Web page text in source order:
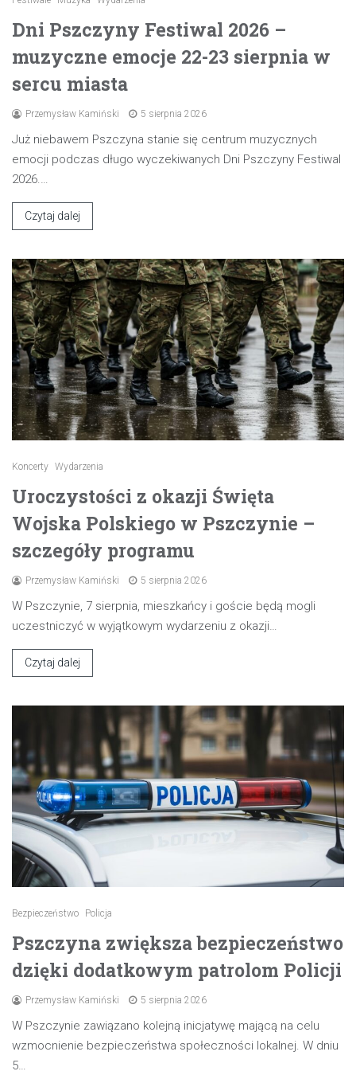
Dni Pszczyny Festiwal 2026 –
muzyczne emocje 22-23 sierpnia w
sercu miasta
Przemysław Kamiński 5 sierpnia 2026
Już niebawem Pszczyna stanie się centrum muzycznych
emocji podczas długo wyczekiwanych Dni Pszczyny Festiwal
2026.…
Czytaj dalej
Koncerty Wydarzenia
Uroczystości z okazji Święta
Wojska Polskiego w Pszczynie –
szczegóły programu
Przemysław Kamiński 5 sierpnia 2026
W Pszczynie, 7 sierpnia, mieszkańcy i goście będą mogli
uczestniczyć w wyjątkowym wydarzeniu z okazji…
Czytaj dalej
Bezpieczeństwo Policja
Pszczyna zwiększa bezpieczeństwo
dzięki dodatkowym patrolom Policji
Przemysław Kamiński 5 sierpnia 2026
W Pszczynie zawiązano kolejną inicjatywę mającą na celu
wzmocnienie bezpieczeństwa społeczności lokalnej. W dniu
5…